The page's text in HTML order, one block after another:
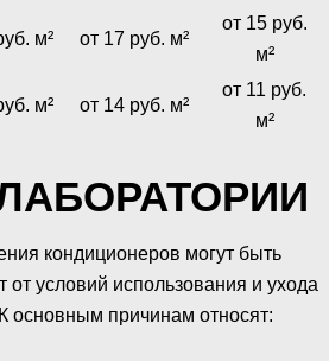
м² от 17 руб. м²
от 15 руб.
м²
м² от 14 руб. м²
от 11 руб.
м²
кондиционеров могут быть
от условий использования и ухода
основным причинам относят: